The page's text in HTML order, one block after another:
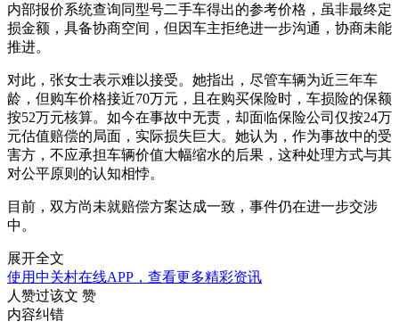
内部报价系统查询同型号二手车得出的参考价格，虽非最终定
损金额，具备协商空间，但因车主拒绝进一步沟通，协商未能
推进。
对此，张女士表示难以接受。她指出，尽管车辆为近三年车
龄，但购车价格接近70万元，且在购买保险时，车损险的保额
按52万元核算。如今在事故中无责，却面临保险公司仅按24万
元估值赔偿的局面，实际损失巨大。她认为，作为事故中的受
害方，不应承担车辆价值大幅缩水的后果，这种处理方式与其
对公平原则的认知相悖。
目前，双方尚未就赔偿方案达成一致，事件仍在进一步交涉
中。
展开全文
使用中关村在线APP，查看更多精彩资讯
人赞过该文 赞
内容纠错